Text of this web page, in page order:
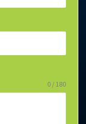
0 / 180